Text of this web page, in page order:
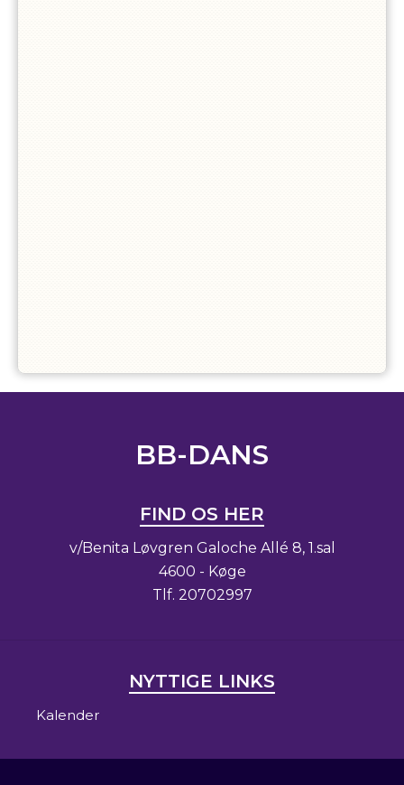
BB-DANS
FIND OS HER
v/Benita Løvgren Galoche Allé 8, 1.sal
4600 - Køge
Tlf. 20702997
NYTTIGE LINKS
Kalender